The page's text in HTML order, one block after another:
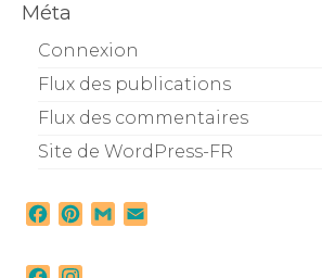
Méta
Connexion
Flux des publications
Flux des commentaires
Site de WordPress-FR
Facebook
Pinterest
Gmail